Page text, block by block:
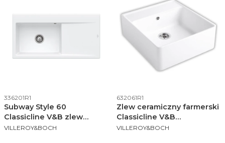
Kod produktu
336201R1
Subway Style 60
Classicline V&B zlew
ceramiczny 510x1000 KM
PRODUCENT
VILLEROY&BOCH
Kod produktu
632061R1
Zlew ceramiczny farmerski
Classicline V&B
595x630mm KM white alpin
PRODUCENT
VILLEROY&BOCH